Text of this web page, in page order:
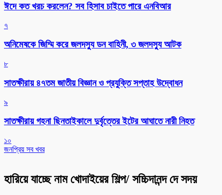
ঈদে কত খরচ করলেন? সব হিসাব চাইতে পারে এনবিআর
৭
অনিমেষকে জিম্মি করে জলদস্যু ডন বাহিনী, ৩ জলদস্যু আটক
৮
সাতক্ষীরায় ৪৭তম জাতীয় বিজ্ঞান ও প্রযুক্তি সপ্তাহ উদ্বোধন
৯
সাতক্ষীরায় গহনা ছিনতাইকালে দুর্বৃত্তের ইটের আঘাতে নারী নিহত
১০
জনপ্রিয় সব খবর
হারিয়ে যাচ্ছে নাম খোদাইয়ের শিল্প/ সচ্চিদানন্দ দে সদয়